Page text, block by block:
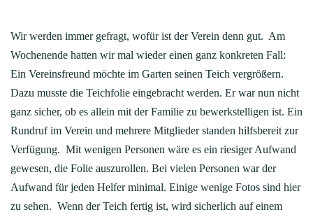
Wir werden immer gefragt, wofür ist der Verein denn gut. Am
Wochenende hatten wir mal wieder einen ganz konkreten Fall:
Ein Vereinsfreund möchte im Garten seinen Teich vergrößern.
Dazu musste die Teichfolie eingebracht werden. Er war nun nicht
ganz sicher, ob es allein mit der Familie zu bewerkstelligen ist. Ein
Rundruf im Verein und mehrere Mitglieder standen hilfsbereit zur
Verfügung. Mit wenigen Personen wäre es ein riesiger Aufwand
gewesen, die Folie auszurollen. Bei vielen Personen war der
Aufwand für jeden Helfer minimal. Einige wenige Fotos sind hier
zu sehen. Wenn der Teich fertig ist, wird sicherlich auf einem